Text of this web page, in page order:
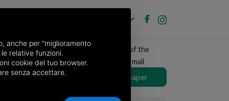
Receive a copy of the
newspaper by mail
Choose newspaper
anche per “miglioramento
relative funzioni.
cookie del tuo browser.
senza accettare.